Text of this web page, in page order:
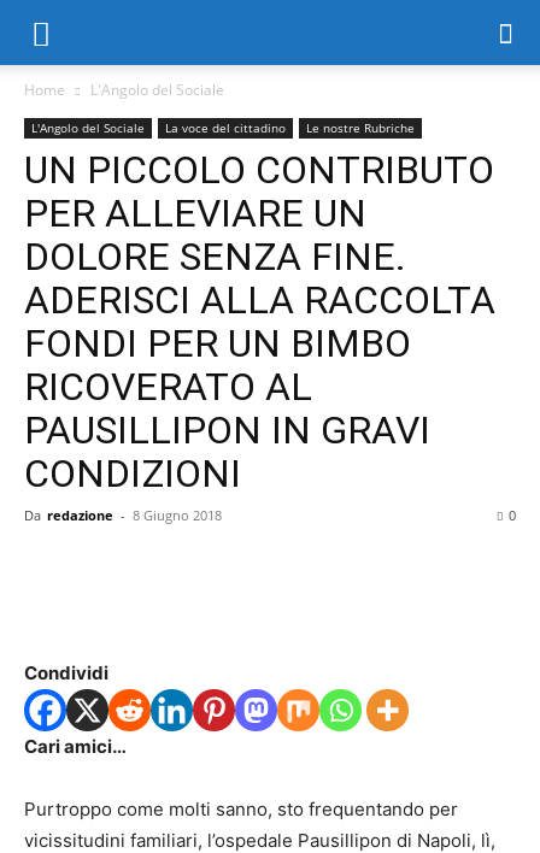
Home L'Angolo del Sociale
L'Angolo del Sociale La voce del cittadino Le nostre Rubriche
UN PICCOLO CONTRIBUTO
PER ALLEVIARE UN
DOLORE SENZA FINE.
ADERISCI ALLA RACCOLTA
FONDI PER UN BIMBO
RICOVERATO AL
PAUSILLIPON IN GRAVI
CONDIZIONI
Da redazione - 8 Giugno 2018 0
Condividi
Cari amici…
Purtroppo come molti sanno, sto frequentando per
vicissitudini familiari, l’ospedale Pausillipon di Napoli, lì,